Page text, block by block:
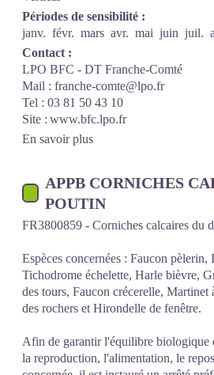
Périodes de sensibilité :
janv. févr. mars avr. mai juin juil.
Contact :
LPO BFC - DT Franche-Comté
Mail : franche-comte@lpo.fr
Tel : 03 81 50 43 10
Site : www.bfc.lpo.fr
En savoir plus
APPB CORNICHES
POUTIN
FR3800859 - Corniches calcaires du
Espèces concernées : Faucon
Tichodrome échelette, Harle bièvre,
des tours, Faucon crécerelle,
des rochers et Hirondelle de fenêtre.
Afin de garantir l'équilibre biologique
la reproduction, l'alimentation, le